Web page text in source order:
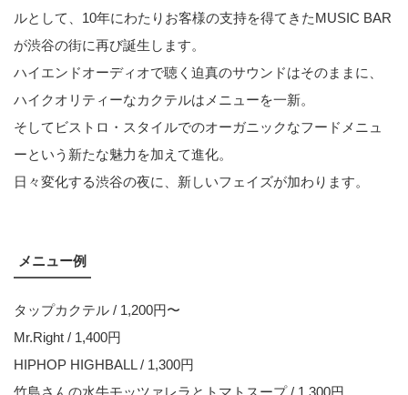
ルとして、10年にわたりお客様の支持を得てきたMUSIC BAR
が渋谷の街に再び誕生します。
ハイエンドオーディオで聴く迫真のサウンドはそのままに、
ハイクオリティーなカクテルはメニューを一新。
そしてビストロ・スタイルでのオーガニックなフードメニュ
ーという新たな魅力を加えて進化。
日々変化する渋谷の夜に、新しいフェイズが加わります。
メニュー例
タップカクテル / 1,200円〜
Mr.Right / 1,400円
HIPHOP HIGHBALL / 1,300円